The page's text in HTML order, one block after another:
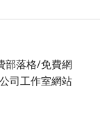
部落格/免費網
司工作室網站